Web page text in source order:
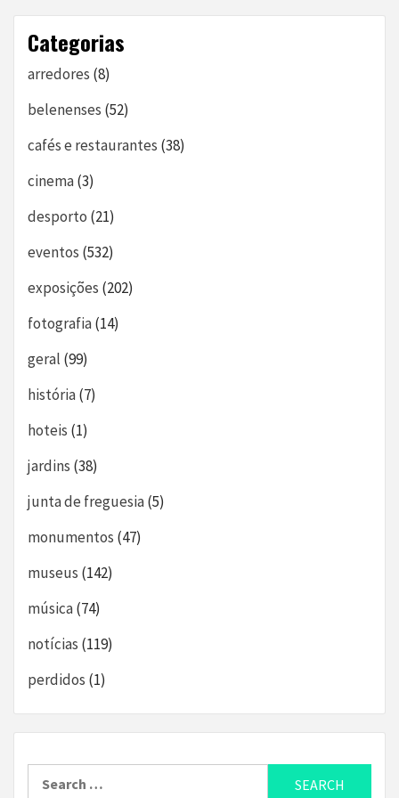
Categorias
arredores (8)
belenenses (52)
cafés e restaurantes (38)
cinema(3)
desporto (21)
eventos (532)
exposições (202)
fotografia(14)
geral (99)
história(7)
hoteis (1)
jardins (38)
junta de freguesia(5)
monumentos (47)
museus (142)
música(74)
notícias (119)
perdidos (1)